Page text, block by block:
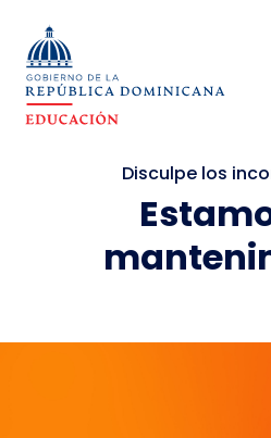
Disculpe los